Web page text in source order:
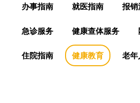
办事指南 就医指南 报
急诊服务 健康查体服务
住院指南 健康教育 老